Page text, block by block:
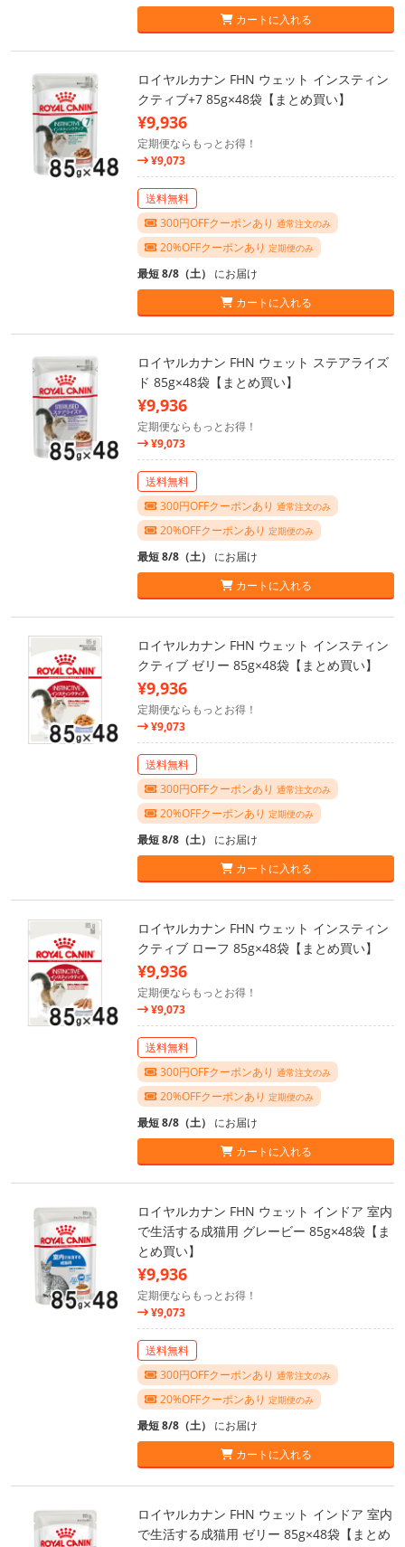
カートに入れる
ロイヤルカナン FHN ウェット インスティン
クティブ+7 85g×48袋【まとめ買い】
¥9,936
定期便ならもっとお得！
¥9,073
送料無料
300円OFFクーポンあり 通常注文のみ
20%OFFクーポンあり 定期便のみ
最短 8/8（土） にお届け
カートに入れる
ロイヤルカナン FHN ウェット ステアライズ
ド 85g×48袋【まとめ買い】
¥9,936
定期便ならもっとお得！
¥9,073
送料無料
300円OFFクーポンあり 通常注文のみ
20%OFFクーポンあり 定期便のみ
最短 8/8（土） にお届け
カートに入れる
ロイヤルカナン FHN ウェット インスティン
クティブ ゼリー 85g×48袋【まとめ買い】
¥9,936
定期便ならもっとお得！
¥9,073
送料無料
300円OFFクーポンあり 通常注文のみ
20%OFFクーポンあり 定期便のみ
最短 8/8（土） にお届け
カートに入れる
ロイヤルカナン FHN ウェット インスティン
クティブ ローフ 85g×48袋【まとめ買い】
¥9,936
定期便ならもっとお得！
¥9,073
送料無料
300円OFFクーポンあり 通常注文のみ
20%OFFクーポンあり 定期便のみ
最短 8/8（土） にお届け
カートに入れる
ロイヤルカナン FHN ウェット インドア 室内
で生活する成猫用 グレービー 85g×48袋【ま
とめ買い】
¥9,936
定期便ならもっとお得！
¥9,073
送料無料
300円OFFクーポンあり 通常注文のみ
20%OFFクーポンあり 定期便のみ
最短 8/8（土） にお届け
カートに入れる
ロイヤルカナン FHN ウェット インドア 室内
で生活する成猫用 ゼリー 85g×48袋【まとめ